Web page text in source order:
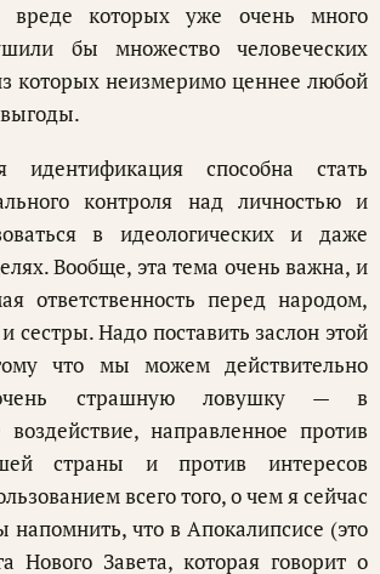
вреде которых уже очень много
бы множество человеческих
которых неизмеримо ценнее любой
идентификация способна стать
контроля над личностью и
в идеологических и даже
Вообще, эта тема очень важна, и
ответственность перед народом,
сестры. Надо поставить заслон этой
что мы можем действительно
страшную ловушку — в
воздействие, направленное против
страны и против интересов
всего того, о чем я сейчас
напомнить, что в Апокалипсисе (это
Нового Завета, которая говорит о